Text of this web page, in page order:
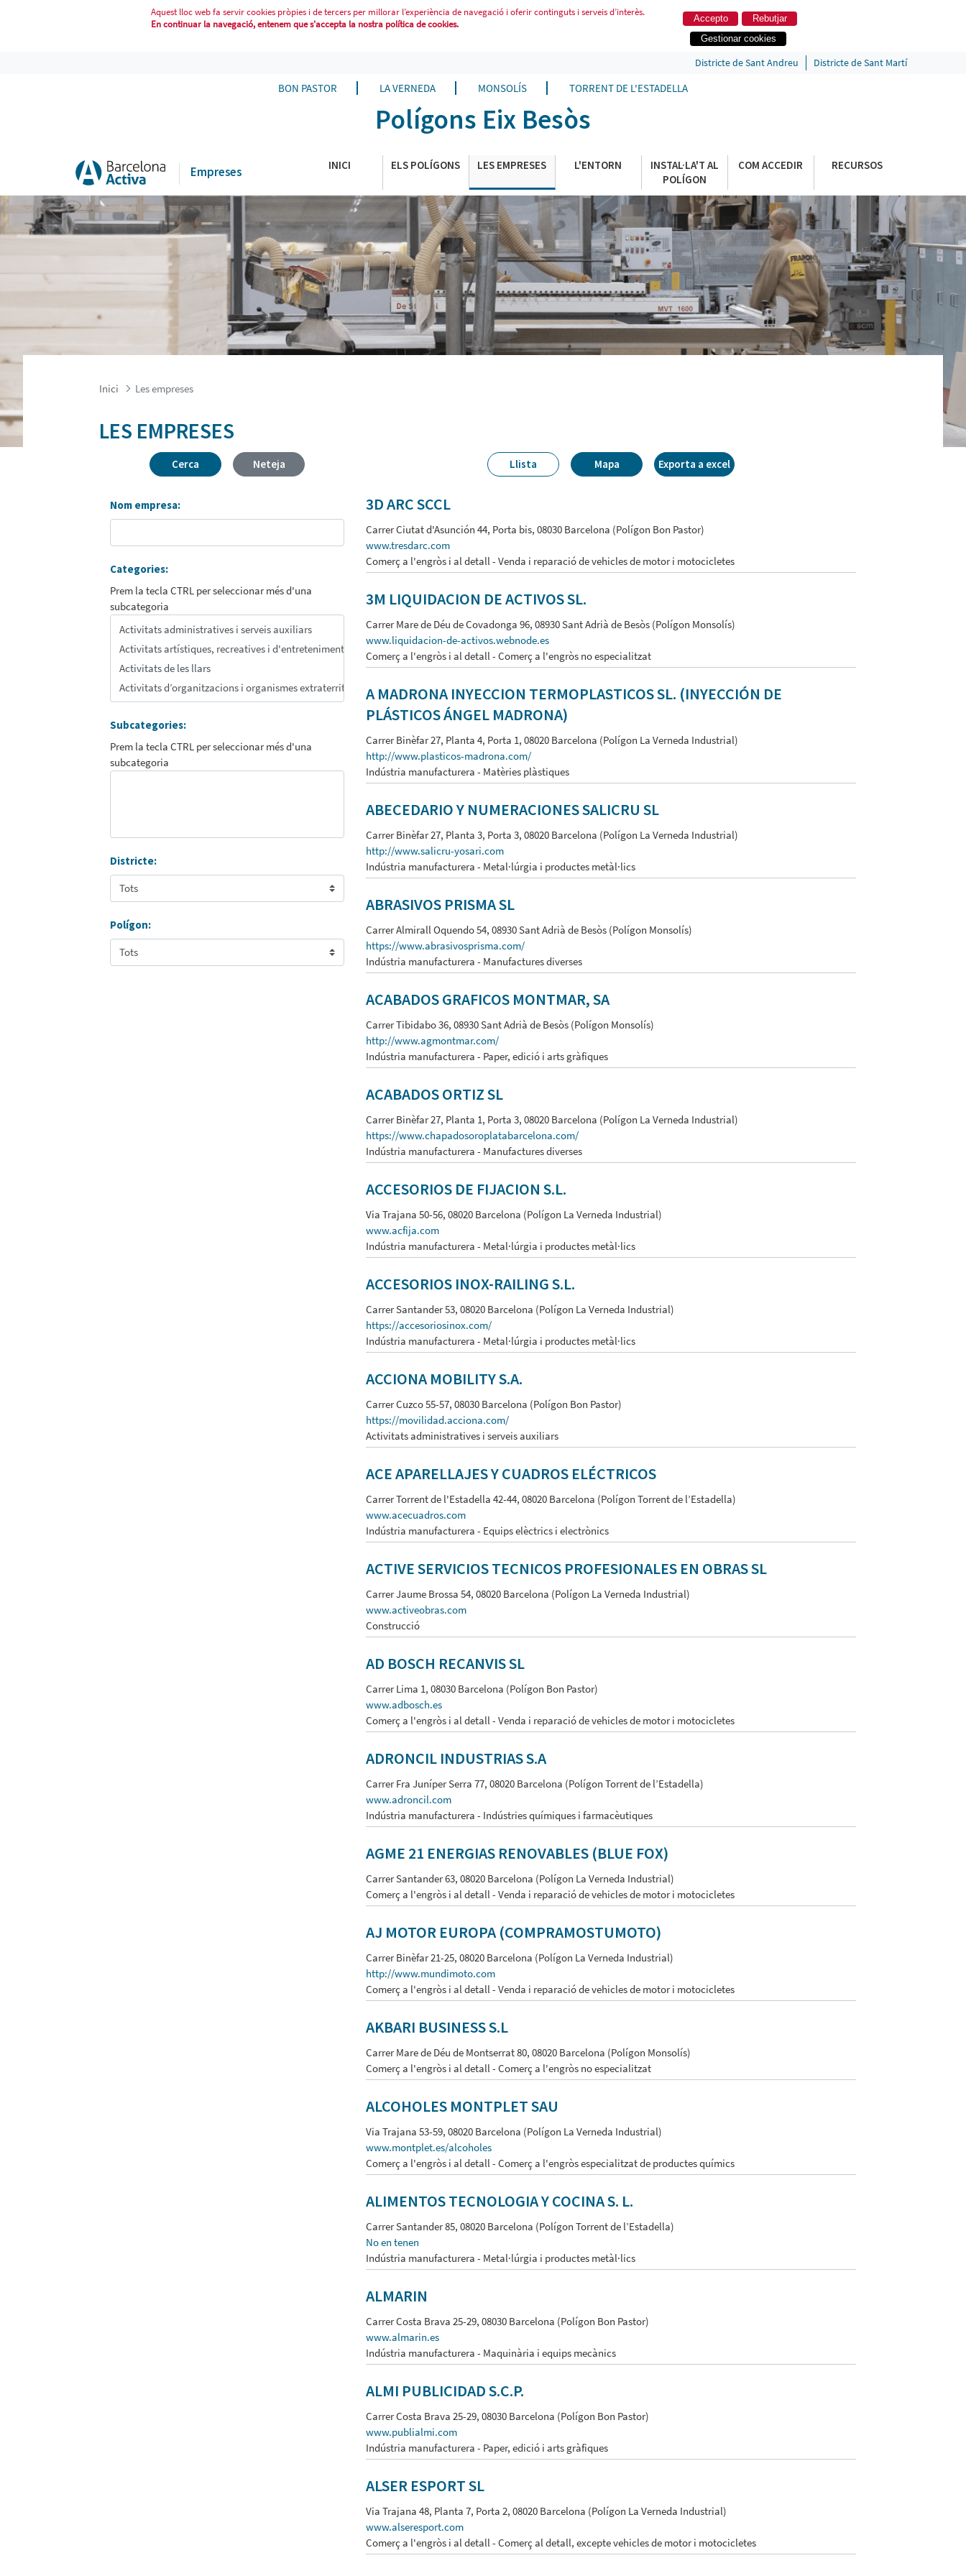
Aquest lloc web fa servir cookies pròpies i de tercers per millorar l’experiència de navegació i oferir continguts i serveis d’interès.
En continuar la navegació, entenem que s'accepta la nostra política de cookies.
Accepto
Rebutjar
Gestionar cookies
Districte de Sant Andreu Districte de Sant Martí
BON PASTOR LA VERNEDA MONSOLÍS TORRENT DE L'ESTADELLA
Polígons Eix Besòs
Empreses INICI ELS POLÍGONS LES EMPRESES L'ENTORN
INSTAL·LA'T AL
POLÍGON
COM ACCEDIR RECURSOS
Inici Les empreses
LES EMPRESES
Cerca Neteja
Nom empresa:
Categories:
Prem la tecla CTRL per seleccionar més d'una
subcategoria
Subcategories:
Prem la tecla CTRL per seleccionar més d'una
subcategoria
Districte:
Polígon:
Llista Mapa Exporta a excel
3D ARC SCCL
Carrer Ciutat d'Asunción 44, Porta bis, 08030 Barcelona (Polígon Bon Pastor)
www.tresdarc.com
Comerç a l'engròs i al detall - Venda i reparació de vehicles de motor i motocicletes
3M LIQUIDACION DE ACTIVOS SL.
Carrer Mare de Déu de Covadonga 96, 08930 Sant Adrià de Besòs (Polígon Monsolís)
www.liquidacion-de-activos.webnode.es
Comerç a l'engròs i al detall - Comerç a l'engròs no especialitzat
A MADRONA INYECCION TERMOPLASTICOS SL. (INYECCIÓN DE
PLÁSTICOS ÁNGEL MADRONA)
Carrer Binèfar 27, Planta 4, Porta 1, 08020 Barcelona (Polígon La Verneda Industrial)
http://www.plasticos-madrona.com/
Indústria manufacturera - Matèries plàstiques
ABECEDARIO Y NUMERACIONES SALICRU SL
Carrer Binèfar 27, Planta 3, Porta 3, 08020 Barcelona (Polígon La Verneda Industrial)
http://www.salicru-yosari.com
Indústria manufacturera - Metal·lúrgia i productes metàl·lics
ABRASIVOS PRISMA SL
Carrer Almirall Oquendo 54, 08930 Sant Adrià de Besòs (Polígon Monsolís)
https://www.abrasivosprisma.com/
Indústria manufacturera - Manufactures diverses
ACABADOS GRAFICOS MONTMAR, SA
Carrer Tibidabo 36, 08930 Sant Adrià de Besòs (Polígon Monsolís)
http://www.agmontmar.com/
Indústria manufacturera - Paper, edició i arts gràfiques
ACABADOS ORTIZ SL
Carrer Binèfar 27, Planta 1, Porta 3, 08020 Barcelona (Polígon La Verneda Industrial)
https://www.chapadosoroplatabarcelona.com/
Indústria manufacturera - Manufactures diverses
ACCESORIOS DE FIJACION S.L.
Via Trajana 50-56, 08020 Barcelona (Polígon La Verneda Industrial)
www.acfija.com
Indústria manufacturera - Metal·lúrgia i productes metàl·lics
ACCESORIOS INOX-RAILING S.L.
Carrer Santander 53, 08020 Barcelona (Polígon La Verneda Industrial)
https://accesoriosinox.com/
Indústria manufacturera - Metal·lúrgia i productes metàl·lics
ACCIONA MOBILITY S.A.
Carrer Cuzco 55-57, 08030 Barcelona (Polígon Bon Pastor)
https://movilidad.acciona.com/
Activitats administratives i serveis auxiliars
ACE APARELLAJES Y CUADROS ELÉCTRICOS
Carrer Torrent de l'Estadella 42-44, 08020 Barcelona (Polígon Torrent de l’Estadella)
www.acecuadros.com
Indústria manufacturera - Equips elèctrics i electrònics
ACTIVE SERVICIOS TECNICOS PROFESIONALES EN OBRAS SL
Carrer Jaume Brossa 54, 08020 Barcelona (Polígon La Verneda Industrial)
www.activeobras.com
Construcció
AD BOSCH RECANVIS SL
Carrer Lima 1, 08030 Barcelona (Polígon Bon Pastor)
www.adbosch.es
Comerç a l'engròs i al detall - Venda i reparació de vehicles de motor i motocicletes
ADRONCIL INDUSTRIAS S.A
Carrer Fra Juníper Serra 77, 08020 Barcelona (Polígon Torrent de l’Estadella)
www.adroncil.com
Indústria manufacturera - Indústries químiques i farmacèutiques
AGME 21 ENERGIAS RENOVABLES (BLUE FOX)
Carrer Santander 63, 08020 Barcelona (Polígon La Verneda Industrial)
Comerç a l'engròs i al detall - Venda i reparació de vehicles de motor i motocicletes
AJ MOTOR EUROPA (COMPRAMOSTUMOTO)
Carrer Binèfar 21-25, 08020 Barcelona (Polígon La Verneda Industrial)
http://www.mundimoto.com
Comerç a l'engròs i al detall - Venda i reparació de vehicles de motor i motocicletes
AKBARI BUSINESS S.L
Carrer Mare de Déu de Montserrat 80, 08020 Barcelona (Polígon Monsolís)
Comerç a l'engròs i al detall - Comerç a l'engròs no especialitzat
ALCOHOLES MONTPLET SAU
Via Trajana 53-59, 08020 Barcelona (Polígon La Verneda Industrial)
www.montplet.es/alcoholes
Comerç a l'engròs i al detall - Comerç a l'engròs especialitzat de productes químics
ALIMENTOS TECNOLOGIA Y COCINA S. L.
Carrer Santander 85, 08020 Barcelona (Polígon Torrent de l’Estadella)
No en tenen
Indústria manufacturera - Metal·lúrgia i productes metàl·lics
ALMARIN
Carrer Costa Brava 25-29, 08030 Barcelona (Polígon Bon Pastor)
www.almarin.es
Indústria manufacturera - Maquinària i equips mecànics
ALMI PUBLICIDAD S.C.P.
Carrer Costa Brava 25-29, 08030 Barcelona (Polígon Bon Pastor)
www.publialmi.com
Indústria manufacturera - Paper, edició i arts gràfiques
ALSER ESPORT SL
Via Trajana 48, Planta 7, Porta 2, 08020 Barcelona (Polígon La Verneda Industrial)
www.alseresport.com
Comerç a l'engròs i al detall - Comerç al detall, excepte vehicles de motor i motocicletes